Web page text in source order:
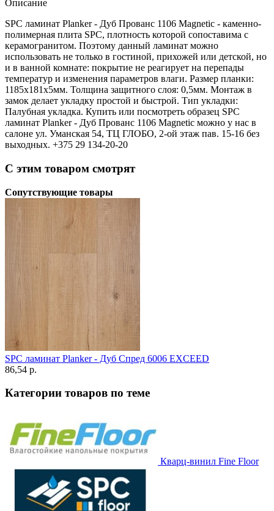
Описание
SPC ламинат Planker - Дуб Прованс 1106 Magnetic - каменно-
полимерная плита SPC, плотность которой сопоставима с
керамогранитом. Поэтому данный ламинат можно
использовать не только в гостиной, прихожей или детской, но
и в ванной комнате: покрытие не реагирует на перепады
температур и изменения параметров влаги. Размер планки:
1185х181х5мм. Толщина защитного слоя: 0,5мм. Монтаж в
замок делает укладку простой и быстрой. Тип укладки:
Палубная укладка. Купить или посмотреть образец SPC
ламинат Planker - Дуб Прованс 1106 Magnetic можно у нас в
салоне ул. Уманская 54, ТЦ ГЛОБО, 2-ой этаж пав. 15-16 без
выходных. +375 29 134-20-20
С этим товаром смотрят
Сопутствующие товары
SPC ламинат Planker - Дуб Спред 6006 EXCEED
86,54 p.
Категории товаров по теме
Кварц-винил Fine Floor